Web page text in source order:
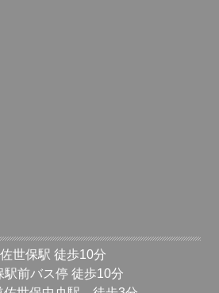
世保駅 徒歩10分
駅前バス停 徒歩10分